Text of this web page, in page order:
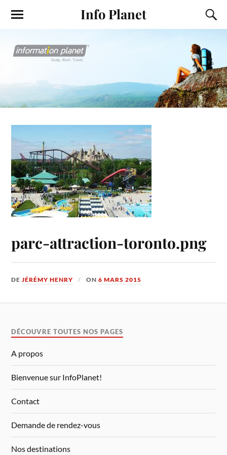
Info Planet
parc-attraction-toronto.png
DEJÉRÉMY HENRY ON6 MARS 2015
DÉCOUVRE TOUTES NOS PAGES
A propos
Bienvenue sur InfoPlanet!
Contact
Demande de rendez-vous
Nos destinations